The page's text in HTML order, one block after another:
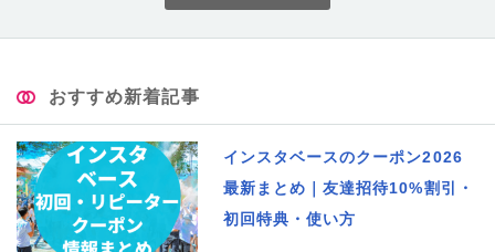
おすすめ新着記事
インスタベースのクーポン2026
最新まとめ｜友達招待10%割引・
初回特典・使い方